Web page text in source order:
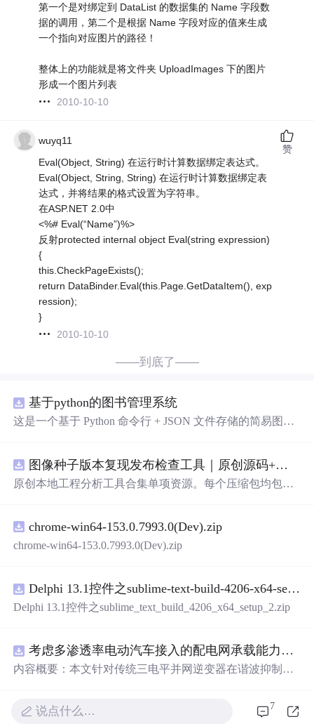
第一个是对绑定到 DataList 的数据集的 Name 字段数
据的调用，第二个是根据 Name 字段对应的值来生成
一个指向对应图片的路径！
整体上的功能就是将文件夹 UploadImages 下的图片
形成一个图片列表
2010-10-10
wuyq11
Eval(Object, String) 在运行时计算数据绑定表达式。
Eval(Object, String, String) 在运行时计算数据绑定表
达式，并将结果的格式设置为字符串。
在ASP.NET 2.0中
<%# Eval(“Name”)%>
反射protected internal object Eval(string expression)
{
this.CheckPageExists();
return DataBinder.Eval(this.Page.GetDataItem(), exp
ression);
}
2010-10-10
赞
——到底了——
基于python的图书管理系统
这是一个基于 Python 命令行 + JSON 文件存储的简易图书
添加、删除、修改、搜索（按书名/作者/ISBN），每本书
记录馆藏总数和当前可借数量。 学生管理：支持学生信息
过借阅上限、是否重复借阅；还书时自动判断是否逾期
（期限 30 天）；支持查看全部借阅记录、逾期记录和某人
→ 业务层 → 界面层），职责清晰，易于扩展或替换（比
如把 JSON 换成数据库只需改 storage.py）；数据保存在本
地 data/ 目录的 JSON 文件中，关闭程序数据不丢失
图像种子版本复现发布检查工具｜原创源码+测试+离线报告
原创本地工程分析工具合集单项资源。每个压缩包均包含
行效果图、README、运行说明、功能清单、MIT License
及原创授权声明。Node.js 18+ 可直接运行，零第三方运行
chrome-win64-153.0.7993.0(Dev).zip
chrome-win64-153.0.7993.0(Dev).zip
Delphi 13.1控件之sublime-text-build-4206-x64-setup-2.zip
Delphi 13.1控件之sublime_text_build_4206_x64_setup_2.zip
考虑多渗透率电动汽车接入的配电网承载能力评估研究（Matlab代码实现）
内容概要：本文针对传统三电平并网逆变器在谐波抑制、
频脉宽调制（DPWMA）、正负序分离锁相与电网电压前
说点什么… 7